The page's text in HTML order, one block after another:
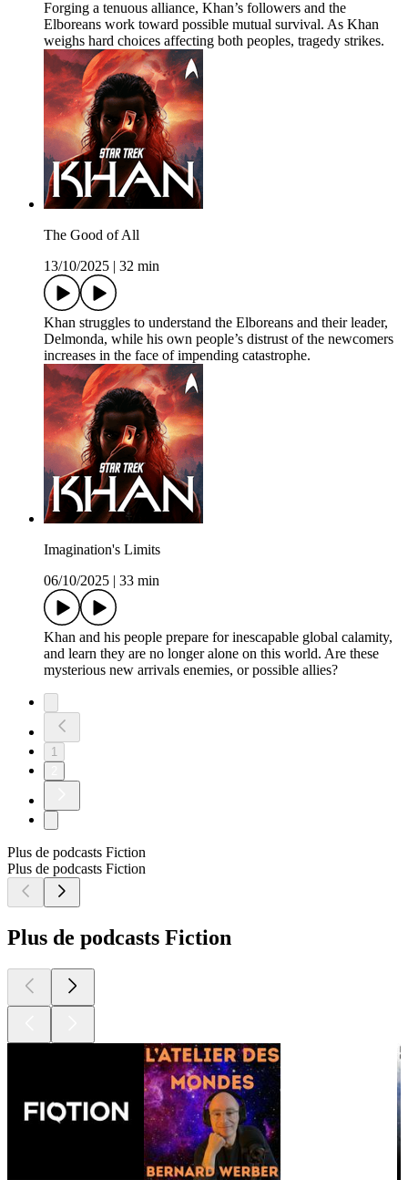
Forging a tenuous alliance, Khan’s followers and the
Elboreans work toward possible mutual survival. As Khan
weighs hard choices affecting both peoples, tragedy strikes.
The Good of All
13/10/2025
32 min
Khan struggles to understand the Elboreans and their leader,
Delmonda, while his own people’s distrust of the newcomers
increases in the face of impending catastrophe.
Imagination's Limits
06/10/2025
33 min
Khan and his people prepare for inescapable global calamity,
and learn they are no longer alone on this world. Are these
mysterious new arrivals enemies, or possible allies?
1
Plus de podcasts Fiction
Plus de podcasts Fiction
Plus de podcasts Fiction